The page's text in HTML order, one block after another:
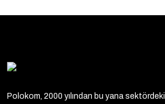
Polokom, 2000 yılından bu yana sektördeki